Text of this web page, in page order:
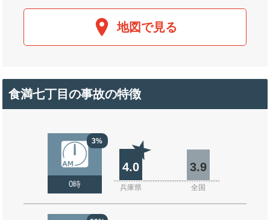
地図で見る
食満七丁目の事故の特徴
3%
0時
4.0 3.9
兵庫県 全国